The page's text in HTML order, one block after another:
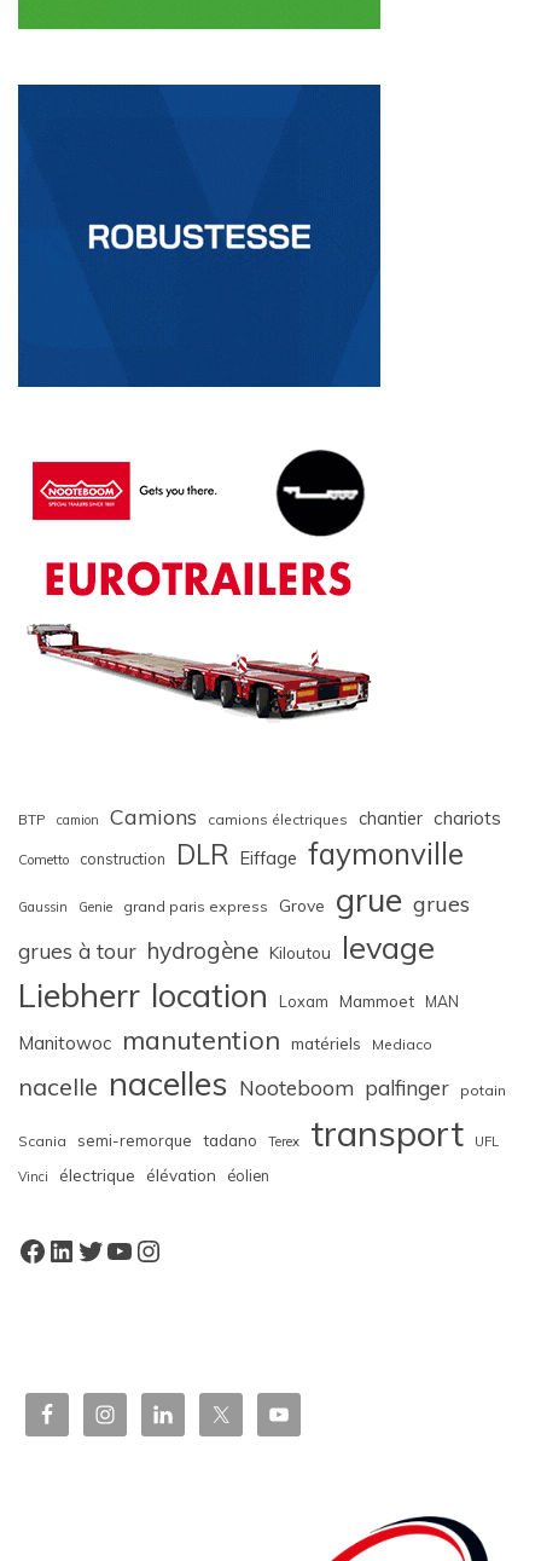
BTP camion Camions camions électriques chantier chariots
Cometto construction DLR Eiffage faymonville
Gaussin Genie grand paris express Grove grue grues
grues à tour hydrogène Kiloutou levage
Liebherr location Loxam Mammoet MAN
Manitowoc manutention matériels Mediaco
nacelle nacelles Nooteboom palfinger potain
Scania semi-remorque tadano Terex transport UFL
Vinci électrique élévation éolien
Facebook
LinkedIn
Twitter
YouTube
Instagram